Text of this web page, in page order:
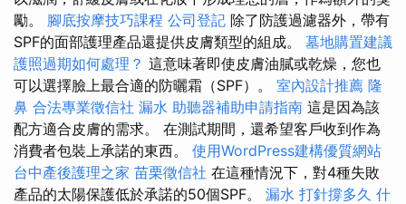
勵。 腳底按摩技巧課程 公司登記 除了防護過濾器外，帶有
SPF的面部護理產品還提供皮膚類型的組成。 墓地購置建議
護照過期如何處理？ 這意味著即使皮膚油膩或乾燥，您也
可以選擇臉上最合適的防曬霜（SPF）。 室內設計推薦 隆
鼻 合法專業徵信社 漏水 助聽器補助申請指南 這是因為該
配方適合皮膚的需求。 在測試期間，還希望客戶收到作為
消費者包裝上承諾的東西。 使用WordPress建構優質網站
台中產後護理之家 苗栗徵信社 在這種情況下，對4種失敗
產品的太陽保護低於承諾的50個SPF。 漏水 打針撐多久 什